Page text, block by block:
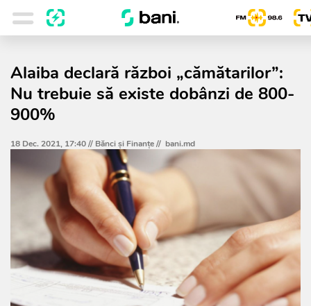
Alaiba declară război „cămătarilor”:
Nu trebuie să existe dobânzi de 800-
900%
18 Dec. 2021, 17:40 // Bănci şi Finanţe// bani.md